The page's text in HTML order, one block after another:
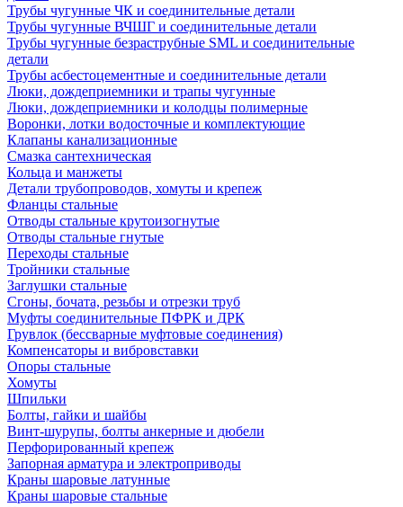
Трубы чугунные ЧК и соединительные детали
Трубы чугунные ВЧШГ и соединительные детали
Трубы чугунные безраструбные SML и соединительные
детали
Трубы асбестоцементные и соединительные детали
Люки, дождеприемники и трапы чугунные
Люки, дождеприемники и колодцы полимерные
Воронки, лотки водосточные и комплектующие
Клапаны канализационные
Смазка сантехническая
Кольца и манжеты
Детали трубопроводов, хомуты и крепеж
Фланцы стальные
Отводы стальные крутоизогнутые
Отводы стальные гнутые
Переходы стальные
Тройники стальные
Заглушки стальные
Сгоны, бочата, резьбы и отрезки труб
Муфты соединительные ПФРК и ДРК
Грувлок (бессварные муфтовые соединения)
Компенсаторы и вибровставки
Опоры стальные
Хомуты
Шпильки
Болты, гайки и шайбы
Винт-шурупы, болты анкерные и дюбели
Перфорированный крепеж
Запорная арматура и электроприводы
Краны шаровые латунные
Краны шаровые стальные